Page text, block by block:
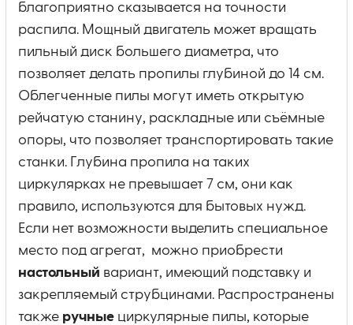
благоприятно сказывается на точности
распила. Мощный двигатель может вращать
пильный диск большего диаметра, что
позволяет делать пропилы глубиной до 14 см.
Облегченные пилы могут иметь открытую
рейчатую станину, раскладные или съёмные
опоры, что позволяет транспортировать такие
станки. Глубина пропила на таких
циркулярках не превышает 7 см, они как
правило, используются для бытовых нужд.
Если нет возможности выделить специальное
место под агрегат, можно приобрести
настольный вариант, имеющий подставку и
закрепляемый струбцинами. Распространены
также ручные циркулярные пилы, которые